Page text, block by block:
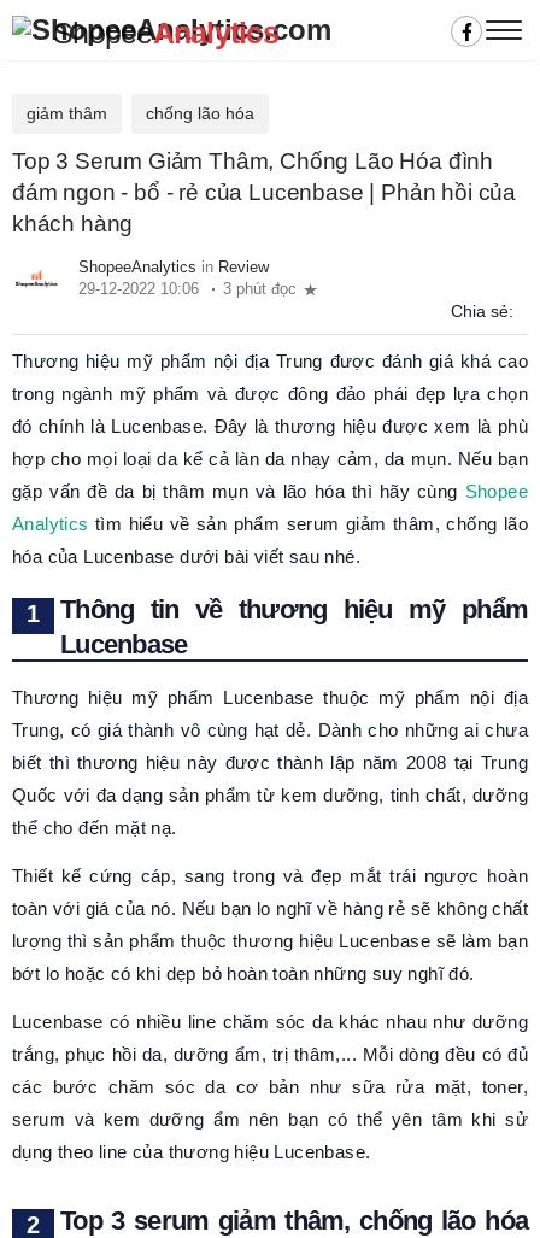
ShopeeAnalytics
giảm thâm chống lão hóa
Top 3 Serum Giảm Thâm, Chống Lão Hóa đình
đám ngon - bổ - rẻ của Lucenbase | Phản hồi của
khách hàng
ShopeeAnalytics in Review
29-12-2022 10:06
3 phút đọc
Chia sẻ:
Thương hiệu mỹ phẩm nội địa Trung được đánh giá khá cao
trong ngành mỹ phẩm và được đông đảo phái đẹp lựa chọn
đó chính là Lucenbase. Đây là thương hiệu được xem là phù
hợp cho mọi loại da kể cả làn da nhạy cảm, da mụn. Nếu bạn
gặp vấn đề da bị thâm mụn và lão hóa thì hãy cùng Shopee
Analytics tìm hiểu về sản phẩm serum giảm thâm, chống lão
hóa của Lucenbase dưới bài viết sau nhé.
Thông tin về thương hiệu mỹ phẩm
Lucenbase
Thương hiệu mỹ phẩm Lucenbase thuộc mỹ phẩm nội địa
Trung, có giá thành vô cùng hạt dẻ. Dành cho những ai chưa
biết thì thương hiệu này được thành lập năm 2008 tại Trung
Quốc với đa dạng sản phẩm từ kem dưỡng, tinh chất, dưỡng
thể cho đến mặt nạ.
Thiết kế cứng cáp, sang trong và đẹp mắt trái ngược hoàn
toàn với giá của nó. Nếu bạn lo nghĩ về hàng rẻ sẽ không chất
lượng thì sản phẩm thuộc thương hiệu Lucenbase sẽ làm bạn
bớt lo hoặc có khi dẹp bỏ hoàn toàn những suy nghĩ đó.
Lucenbase có nhiều line chăm sóc da khác nhau như dưỡng
trắng, phục hồi da, dưỡng ẩm, trị thâm,... Mỗi dòng đều có đủ
các bước chăm sóc da cơ bản như sữa rửa mặt, toner,
serum và kem dưỡng ẩm nên bạn có thể yên tâm khi sử
dụng theo line của thương hiệu Lucenbase.
Top 3 serum giảm thâm, chống lão hóa